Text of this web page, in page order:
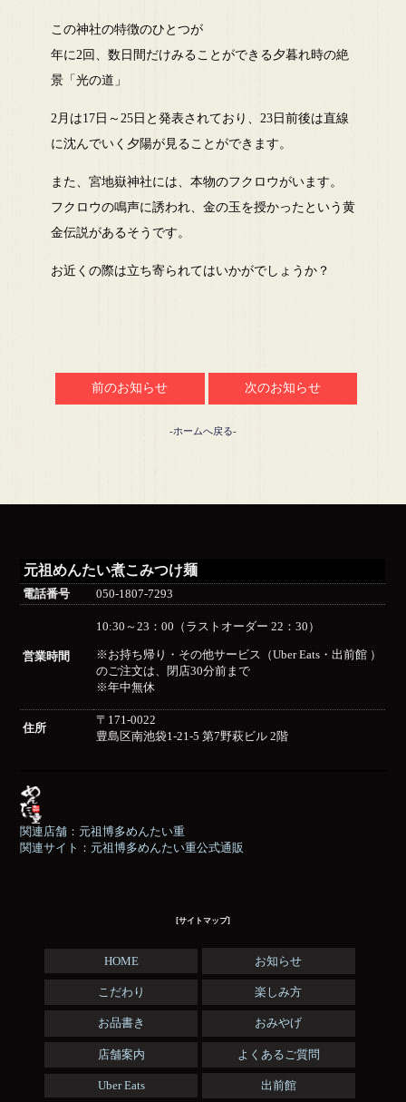
この神社の特徴のひとつが
年に2回、数日間だけみることができる夕暮れ時の絶
景「光の道」
2月は17日～25日と発表されており、23日前後は直線
に沈んでいく夕陽が見ることができます。
また、宮地嶽神社には、本物のフクロウがいます。
フクロウの鳴声に誘われ、金の玉を授かったという黄
金伝説があるそうです。
お近くの際は立ち寄られてはいかがでしょうか？
前のお知らせ 次のお知らせ
-ホームへ戻る-
元祖めんたい煮こみつけ麺
電話番号 050-1807-7293
営業時間
10:30～23：00（ラストオーダー 22：30）
※お持ち帰り・その他サービス（Uber Eats・出前館 ）
のご注文は、閉店30分前まで
※年中無休
住所
〒171-0022
豊島区南池袋1-21-5 第7野萩ビル 2階
関連店舗：元祖博多めんたい重
関連サイト：元祖博多めんたい重公式通販
[サイトマップ]
HOME お知らせ
こだわり 楽しみ方
お品書き おみやげ
店舗案内 よくあるご質問
Uber Eats 出前館